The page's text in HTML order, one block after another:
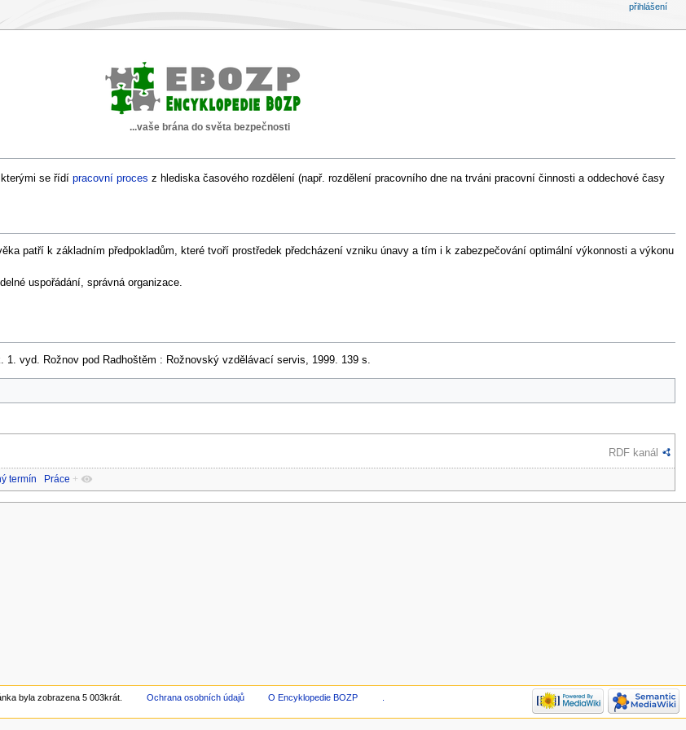
...vaše brána do světa bezpečnosti
se řídí pracovní proces z hlediska časového rozdělení (např. rozdělení pracovního dne na trváni pracovní činnosti a oddechové časy
patří k základním předpokladům, které tvoří prostředek předcházení vzniku únavy a tím i k zabezpečování optimální výkonnosti a výkonu
uspořádání, správná organizace.
vyd. Rožnov pod Radhoštěm : Rožnovský vzdělávací servis, 1999. 139 s.
RDF kanál
termín Práce +
přihlášení
byla zobrazena 5 003krát. Ochrana osobních údajů O Encyklopedie BOZP